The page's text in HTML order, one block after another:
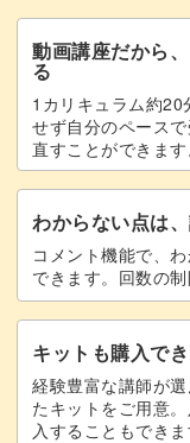
動画講座だから
る
1カリキュラム約20
せず自分のペース
直すことができます
わからない点は
コメント機能で、
できます。回数の制
キットも購入で
経験豊富な講師が
たキットをご用意
入することもできま